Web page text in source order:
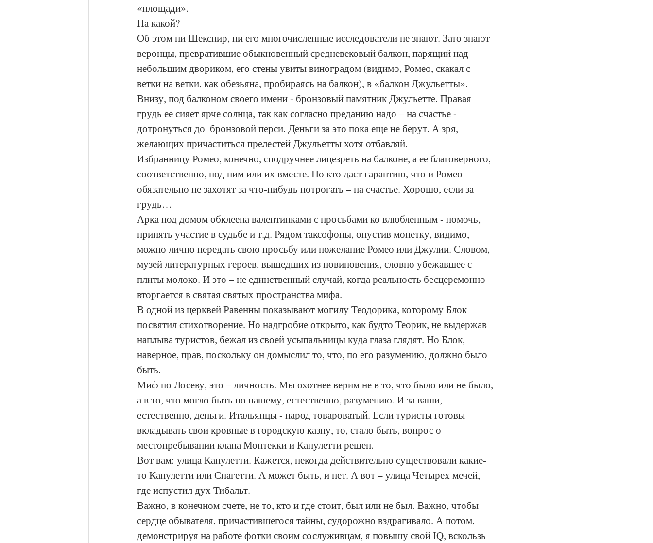
«площади».
На какой?
Об этом ни Шекспир, ни его многочисленные исследователи не знают. Зато знают
веронцы, превратившие обыкновенный средневековый балкон, парящий над
небольшим двориком, его стены увиты виноградом (видимо, Ромео, скакал с
ветки на ветки, как обезьяна, пробираясь на балкон), в «балкон Джульетты».
Внизу, под балконом своего имени - бронзовый памятник Джульетте. Правая
грудь ее сияет ярче солнца, так как согласно преданию надо – на счастье -
дотронуться до  бронзовой перси. Деньги за это пока еще не берут. А зря,
желающих причаститься прелестей Джульетты хотя отбавляй.
Избранницу Ромео, конечно, сподручнее лицезреть на балконе, а ее благоверного,
соответственно, под ним или их вместе. Но кто даст гарантию, что и Ромео
обязательно не захотят за что-нибудь потрогать – на счастье. Хорошо, если за
грудь…
Арка под домом обклеена валентинками с просьбами ко влюбленным - помочь,
принять участие в судьбе и т.д. Рядом таксофоны, опустив монетку, видимо,
можно лично передать свою просьбу или пожелание Ромео или Джулии. Словом,
музей литературных героев, вышедших из повиновения, словно убежавшее с
плиты молоко. И это – не единственный случай, когда реальность бесцеремонно
вторгается в святая святых пространства мифа.
В одной из церквей Равенны показывают могилу Теодорика, которому Блок
посвятил стихотворение. Но надгробие открыто, как будто Теорик, не выдержав
наплыва туристов, бежал из своей усыпальницы куда глаза глядят. Но Блок,
наверное, прав, поскольку он домыслил то, что, по его разумению, должно было
быть.
Миф по Лосеву, это – личность. Мы охотнее верим не в то, что было или не было,
а в то, что могло быть по нашему, естественно, разумению. И за ваши,
естественно, деньги. Итальянцы - народ товароватый. Если туристы готовы
вкладывать свои кровные в городскую казну, то, стало быть, вопрос о
местопребывании клана Монтекки и Капулетти решен.
Вот вам: улица Капулетти. Кажется, некогда действительно существовали какие-
то Капулетти или Спагетти. А может быть, и нет. А вот – улица Четырех мечей,
где испустил дух Тибальт.
Важно, в конечном счете, не то, кто и где стоит, был или не был. Важно, чтобы
сердце обывателя, причастившегося тайны, судорожно вздрагивало. А потом,
демонстрируя на работе фотки своим сослуживцам, я повышу свой IQ, вскользь